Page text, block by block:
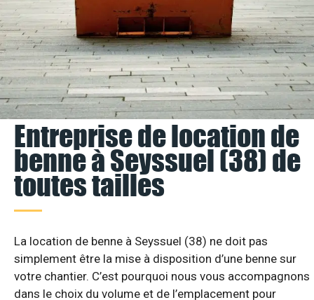
Entreprise de location de
benne à Seyssuel (38) de
toutes tailles
La location de benne à Seyssuel (38) ne doit pas
simplement être la mise à disposition d’une benne sur
votre chantier. C’est pourquoi nous vous accompagnons
dans le choix du volume et de l’emplacement pour